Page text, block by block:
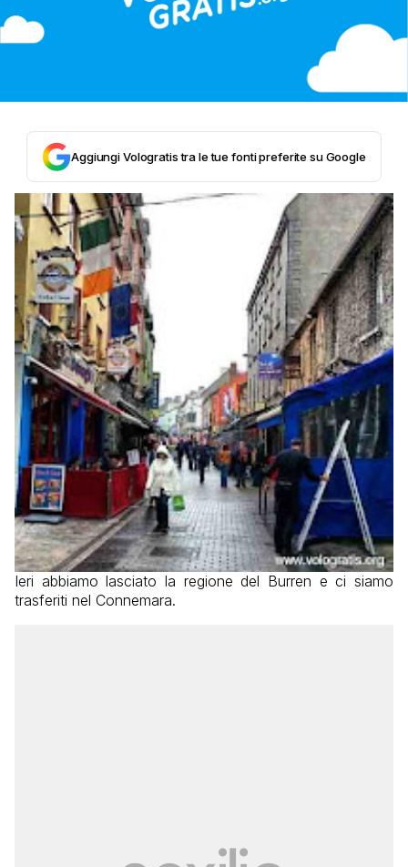
Aggiungi Vologratis tra le tue fonti preferite su Google
Ieri abbiamo lasciato la regione del Burren e ci siamo
trasferiti nel Connemara.